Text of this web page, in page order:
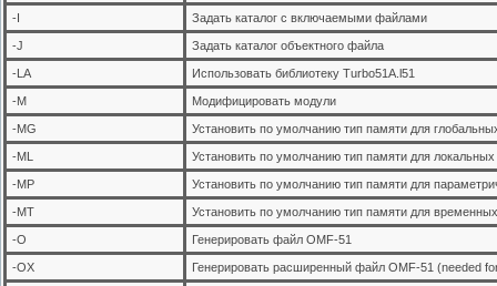
-I Задать каталог с включаемыми файлами
-J Задать каталог объектного файла
-LA Использовать библиотеку Turbo51A.l51
-M Модифицировать модули
-MG Установить по умолчанию тип памяти для
-ML Установить по умолчанию тип памяти для
-MP Установить по умолчанию тип памяти для
-MT Установить по умолчанию тип памяти для
-O Генерировать файл OMF-51
-OX Генерировать расширенный файл OMF-51 (needed